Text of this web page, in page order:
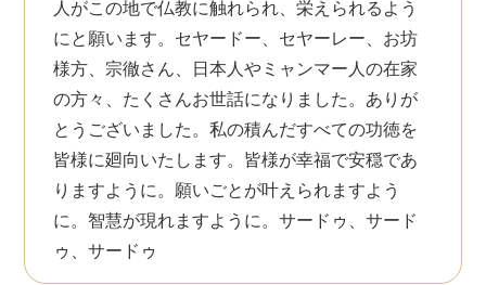
人がこの地で仏教に触れられ、栄えられるよう
にと願います。セヤードー、セヤーレー、お坊
様方、宗徹さん、日本人やミャンマー人の在家
の方々、たくさんお世話になりました。ありが
とうございました。私の積んだすべての功徳を
皆様に廻向いたします。皆様が幸福で安穏であ
りますように。願いごとが叶えられますよう
に。智慧が現れますように。サードゥ、サード
ゥ、サードゥ